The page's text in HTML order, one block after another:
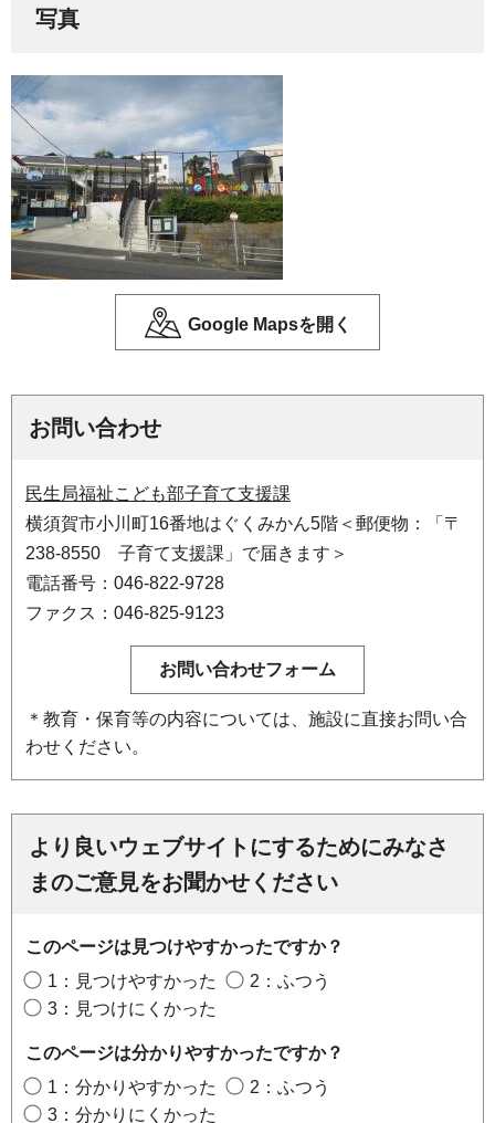
写真
Google Mapsを開く
お問い合わせ
民生局福祉こども部子育て支援課
横須賀市小川町16番地はぐくみかん5階＜郵便物：「〒
238-8550 子育て支援課」で届きます＞
電話番号：046-822-9728
ファクス：046-825-9123
＊教育・保育等の内容については、施設に直接お問い合
わせください。
より良いウェブサイトにするためにみなさ
まのご意見をお聞かせください
このページは見つけやすかったですか？
1：見つけやすかった
2：ふつう
3：見つけにくかった
このページは分かりやすかったですか？
1：分かりやすかった
2：ふつう
3：分かりにくかった